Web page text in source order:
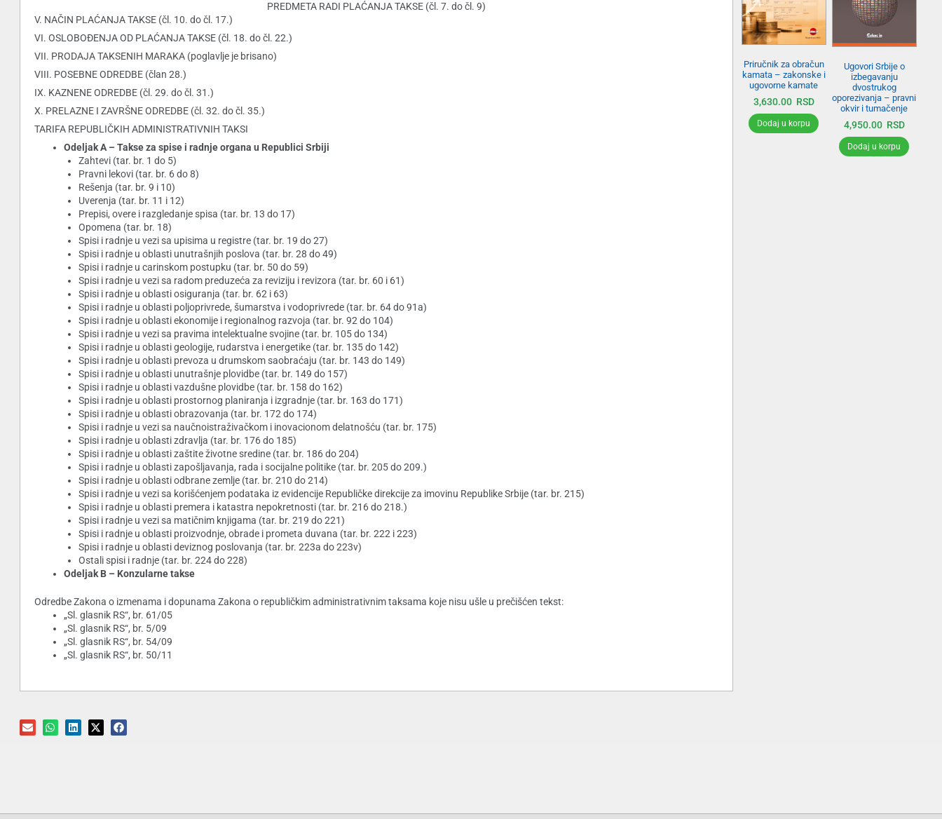
PREDMETA RADI PLAĆANJA TAKSE (čl. 7. do čl. 9)
V. NAČIN PLAĆANJA TAKSE (čl. 10. do čl. 17.)
VI. OSLOBOĐENJA OD PLAĆANJA TAKSE (čl. 18. do čl. 22.)
VII. PRODAJA TAKSENIH MARAKA (poglavlje je brisano)
VIII. POSEBNE ODREDBE (član 28.)
IX. KAZNENE ODREDBE (čl. 29. do čl. 31.)
X. PRELAZNE I ZAVRŠNE ODREDBE (čl. 32. do čl. 35.)
TARIFA REPUBLIČKIH ADMINISTRATIVNIH TAKSI
Odeljak A – Takse za spise i radnje organa u Republici Srbiji
Zahtevi (tar. br. 1 do 5)
Pravni lekovi (tar. br. 6 do 8)
Rešenja (tar. br. 9 i 10)
Uverenja (tar. br. 11 i 12)
Prepisi, overe i razgledanje spisa (tar. br. 13 do 17)
Opomena (tar. br. 18)
Spisi i radnje u vezi sa upisima u registre (tar. br. 19 do 27)
Spisi i radnje u oblasti unutrašnjih poslova (tar. br. 28 do 49)
Spisi i radnje u carinskom postupku (tar. br. 50 do 59)
Spisi i radnje u vezi sa radom preduzeća za reviziju i revizora (tar. br. 60 i 61)
Spisi i radnje u oblasti osiguranja (tar. br. 62 i 63)
Spisi i radnje u oblasti poljoprivrede, šumarstva i vodoprivrede (tar. br. 64 do 91a)
Spisi i radnje u oblasti ekonomije i regionalnog razvoja (tar. br. 92 do 104)
Spisi i radnje u vezi sa pravima intelektualne svojine (tar. br. 105 do 134)
Spisi i radnje u oblasti geologije, rudarstva i energetike (tar. br. 135 do 142)
Spisi i radnje u oblasti prevoza u drumskom saobraćaju (tar. br. 143 do 149)
Spisi i radnje u oblasti unutrašnje plovidbe (tar. br. 149 do 157)
Spisi i radnje u oblasti vazdušne plovidbe (tar. br. 158 do 162)
Spisi i radnje u oblasti prostornog planiranja i izgradnje (tar. br. 163 do 171)
Spisi i radnje u oblasti obrazovanja (tar. br. 172 do 174)
Spisi i radnje u vezi sa naučnoistraživačkom i inovacionom delatnošću (tar. br. 175)
Spisi i radnje u oblasti zdravlja (tar. br. 176 do 185)
Spisi i radnje u oblasti zaštite životne sredine (tar. br. 186 do 204)
Spisi i radnje u oblasti zapošljavanja, rada i socijalne politike (tar. br. 205 do 209.)
Spisi i radnje u oblasti odbrane zemlje (tar. br. 210 do 214)
Spisi i radnje u vezi sa korišćenjem podataka iz evidencije Republičke direkcije za imovinu Republike Srbije (tar. br. 215)
Spisi i radnje u oblasti premera i katastra nepokretnosti (tar. br. 216 do 218.)
Spisi i radnje u vezi sa matičnim knjigama (tar. br. 219 do 221)
Spisi i radnje u oblasti proizvodnje, obrade i prometa duvana (tar. br. 222 i 223)
Spisi i radnje u oblasti deviznog poslovanja (tar. br. 223a do 223v)
Ostali spisi i radnje (tar. br. 224 do 228)
Odeljak B – Konzularne takse
Odredbe Zakona o izmenama i dopunama Zakona o republičkim administrativnim taksama koje nisu ušle u prečišćen tekst:
„Sl. glasnik RS“, br. 61/05
„Sl. glasnik RS“, br. 5/09
„Sl. glasnik RS“, br. 54/09
„Sl. glasnik RS“, br. 50/11
Priručnik za obračun
kamata – zakonske i
ugovorne kamate
3,630.00 RSD
Dodaj u korpu
Ugovori Srbije o
izbegavanju
dvostrukog
oporezivanja – pravni
okvir i tumačenje
4,950.00 RSD
Dodaj u korpu